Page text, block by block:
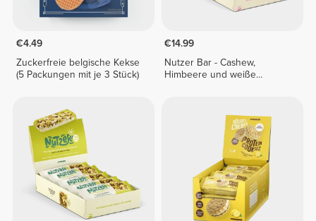
€4.49
Zuckerfreie belgische Kekse
(5 Packungen mit je 3 Stück)
€14.99
Nutzer Bar - Cashew,
Himbeere und weiße